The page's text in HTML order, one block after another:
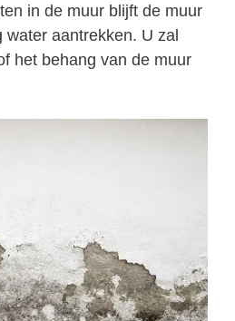
in de muur blijft de muur
water aantrekken. U zal
het behang van de muur